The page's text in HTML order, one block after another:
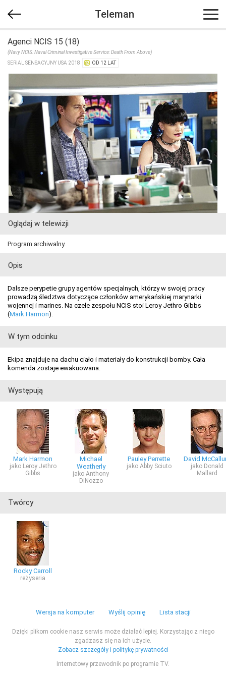
Teleman
Agenci NCIS 15 (18)
(Navy NCIS: Naval Criminal Investigative Service: Death From Above)
SERIAL SENSACYJNY USA 2018
OD 12 LAT
Oglądaj w telewizji
Program archiwalny.
Opis
Dalsze perypetie grupy agentów specjalnych, którzy w swojej pracy
prowadzą śledztwa dotyczące członków amerykańskiej marynarki
wojennej i marines. Na czele zespołu NCIS stoi Leroy Jethro Gibbs
(Mark Harmon).
W tym odcinku
Ekipa znajduje na dachu ciało i materiały do konstrukcji bomby. Cała
komenda zostaje ewakuowana.
Występują
Mark Harmon
jako Leroy Jethro
Gibbs
Michael
Weatherly
jako Anthony
DiNozzo
Pauley Perrette
jako Abby Sciuto
David
jako Donald
Mallard
Twórcy
Rocky Carroll
reżyseria
Wersja na komputer Wyślij opinię Lista stacji
Dzięki plikom cookie nasz serwis może działać lepiej. Korzystając z niego
zgadzasz się na ich użycie.
Zobacz szczegóły i politykę prywatności
Internetowy przewodnik po programie TV.